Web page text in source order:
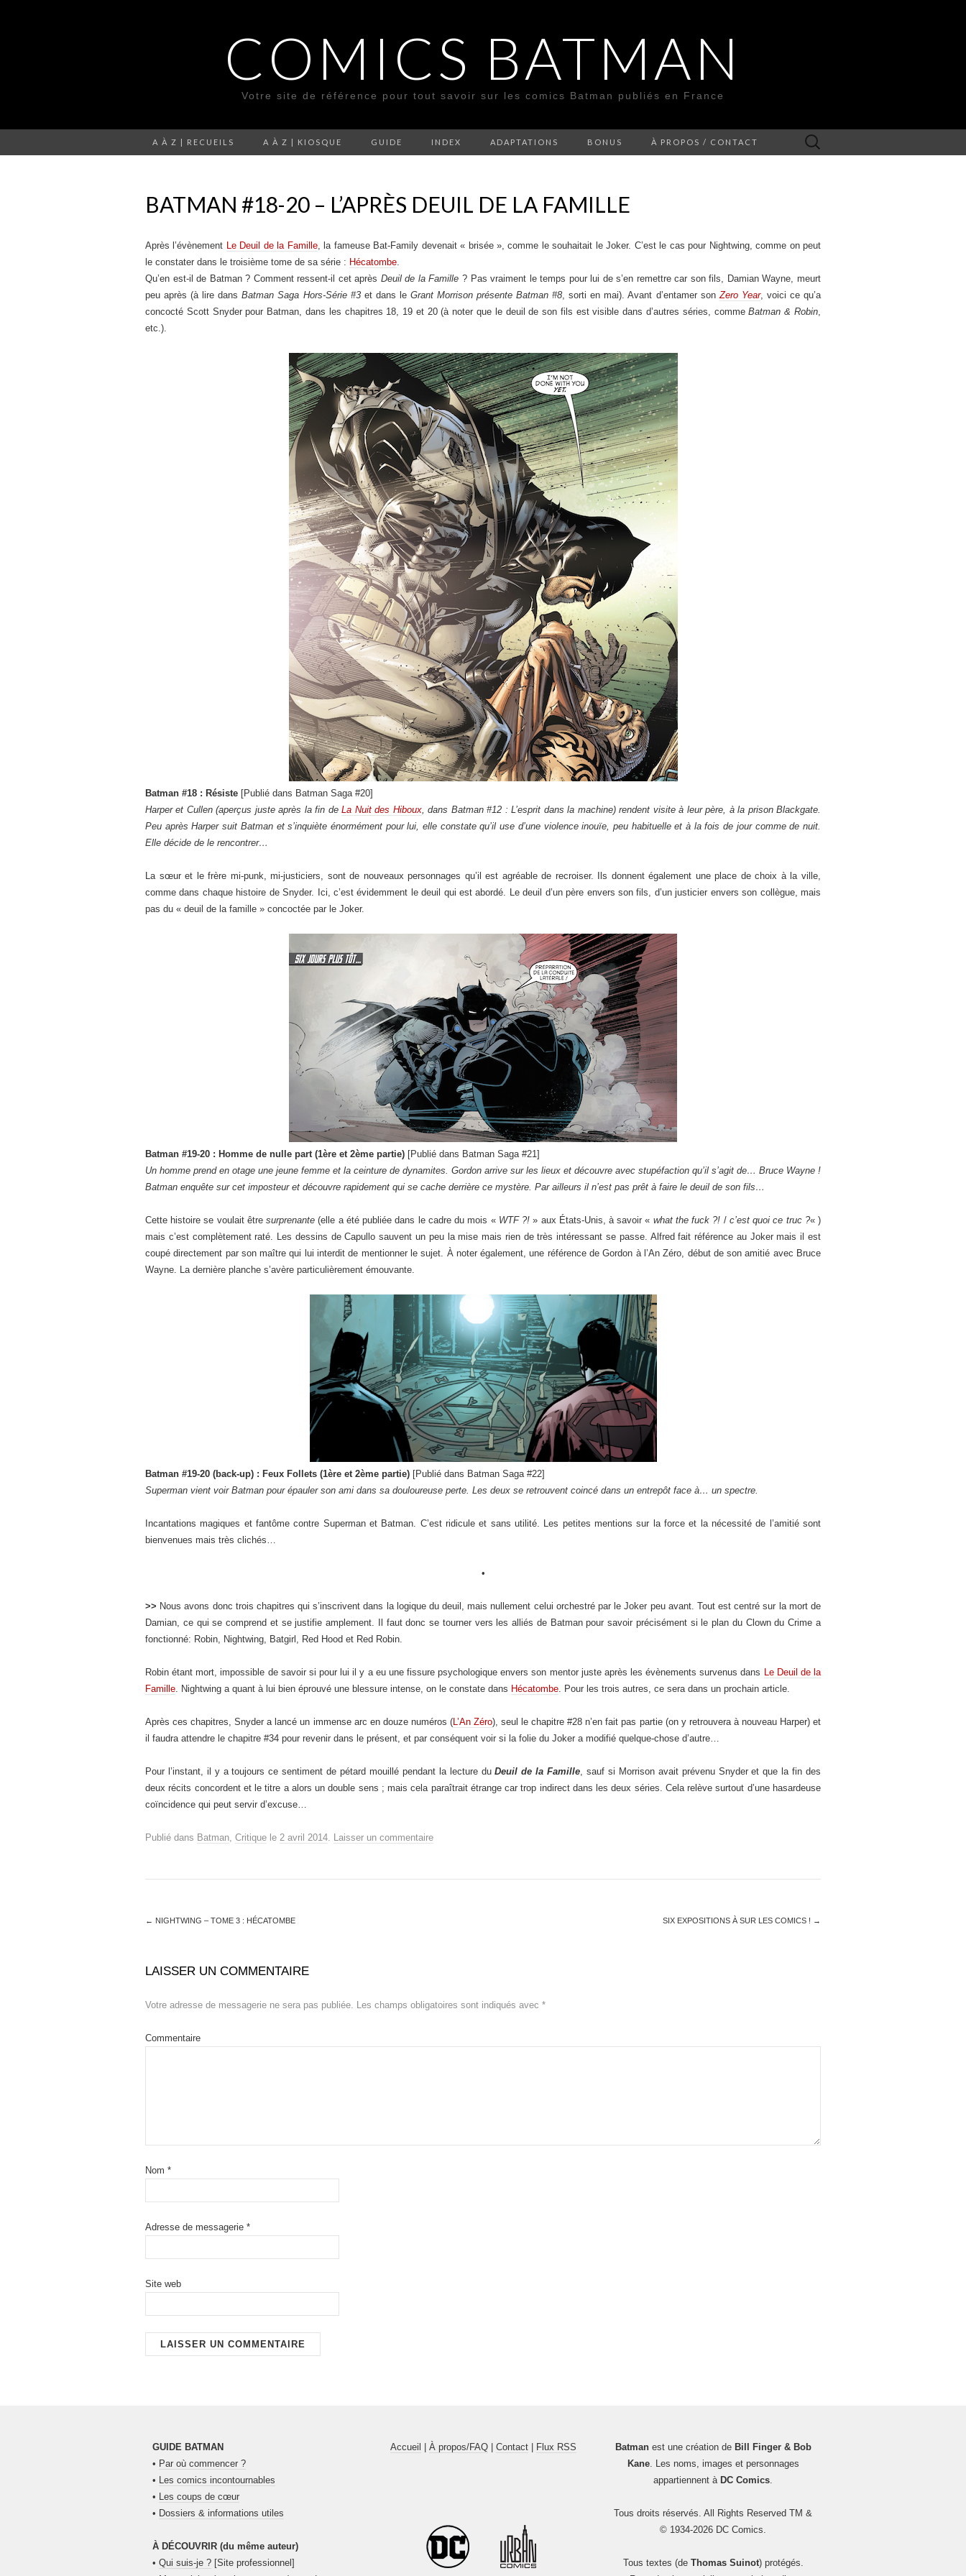
COMICS BATMAN
Votre site de référence pour tout savoir sur les comics Batman publiés en France
A À Z | RECUEILS A À Z | KIOSQUE GUIDE INDEX ADAPTATIONS BONUS À PROPOS / CONTACT Rechercher :
BATMAN #18-20 – L’APRÈS DEUIL DE LA FAMILLE
Après l’évènement Le Deuil de la Famille, la fameuse Bat-Family devenait « brisée », comme le souhaitait le Joker. C’est le cas pour Nightwing, comme on peut
le constater dans le troisième tome de sa série : Hécatombe.
Qu’en est-il de Batman ? Comment ressent-il cet après Deuil de la Famille ? Pas vraiment le temps pour lui de s’en remettre car son fils, Damian Wayne, meurt
peu après (à lire dansBatman Saga Hors-Série #3et dans le Grant Morrison présente Batman #8, sorti en mai). Avant d’entamer sonZero Year, voici ce qu’a
concocté Scott Snyder pour Batman, dans les chapitres 18, 19 et 20 (à noter que le deuil de son fils est visible dans d’autres séries, commeBatman & Robin,
etc.).
Batman #18 : Résiste [Publié dans Batman Saga #20]
Harper et Cullen (aperçus juste après la fin deLa Nuit des Hiboux, dans Batman #12 : L’esprit dans la machine) rendent visite à leur père, à la prison Blackgate.
Peu après Harper suit Batman et s’inquiète énormément pour lui, elle constate qu’il use d’une violence inouïe, peu habituelle et à la fois de jour comme de nuit.
Elle décide de le rencontrer…
La sœur et le frère mi-punk, mi-justiciers, sont de nouveaux personnages qu’il est agréable de recroiser. Ils donnent également une place de choix à la ville,
comme dans chaque histoire de Snyder. Ici, c’est évidemment le deuil qui est abordé. Le deuil d’un père envers son fils, d’un justicier envers son collègue, mais
pas du « deuil de la famille » concoctée par le Joker.
Batman #19-20 : Homme de nulle part (1ère et 2ème partie) [Publié dans Batman Saga #21]
Un homme prend en otage une jeune femme et la ceinture de dynamites. Gordon arrive sur les lieux et découvre avec stupéfaction qu’il s’agit de… Bruce Wayne !
Batman enquête sur cet imposteur et découvre rapidement qui se cache derrière ce mystère. Par ailleurs il n’est pas prêt à faire le deuil de son fils…
Cette histoire se voulait êtresurprenante (elle a été publiée dans le cadre du mois « WTF ?! » aux États-Unis, à savoir « what the fuck ?! / c’est quoi ce truc ?« )
mais c’est complètement raté. Les dessins de Capullo sauvent un peu la mise mais rien de très intéressant se passe. Alfred fait référence au Joker mais il est
coupé directement par son maître qui lui interdit de mentionner le sujet. À noter également, une référence de Gordon à l’An Zéro, début de son amitié avec Bruce
Wayne. La dernière planche s’avère particulièrement émouvante.
Batman #19-20 (back-up) : Feux Follets (1ère et 2ème partie) [Publié dans Batman Saga #22]
Superman vient voir Batman pour épauler son ami dans sa douloureuse perte. Les deux se retrouvent coincé dans un entrepôt face à… un spectre.
Incantations magiques et fantôme contre Superman et Batman. C’est ridicule et sans utilité. Les petites mentions sur la force et la nécessité de l’amitié sont
bienvenues mais très clichés…
•
>> Nous avons donc trois chapitres qui s’inscrivent dans la logique du deuil, mais nullement celui orchestré par le Joker peu avant. Tout est centré sur la mort de
Damian, ce qui se comprend et se justifie amplement. Il faut donc se tourner vers les alliés de Batman pour savoir précisément si le plan du Clown du Crime a
fonctionné: Robin, Nightwing, Batgirl, Red Hood et Red Robin.
Robin étant mort, impossible de savoir si pour lui il y a eu une fissure psychologique envers son mentor juste après les évènements survenus dans Le Deuil de la
Famille. Nightwing a quant à lui bien éprouvé une blessure intense, on le constate dans Hécatombe. Pour les trois autres, ce sera dans un prochain article.
Après ces chapitres, Snyder a lancé un immense arc en douze numéros (L’An Zéro), seul le chapitre #28 n’en fait pas partie (on y retrouvera à nouveau Harper) et
il faudra attendre le chapitre #34 pour revenir dans le présent, et par conséquent voir si la folie du Joker a modifié quelque-chose d’autre…
Pour l’instant, il y a toujours ce sentiment de pétard mouillé pendant la lecture duDeuil de la Famille, sauf si Morrison avait prévenu Snyder et que la fin des
deux récits concordent et le titre a alors un double sens ; mais cela paraîtrait étrange car trop indirect dans les deux séries. Cela relève surtout d’une hasardeuse
coïncidence qui peut servir d’excuse…
Publié dans Batman, Critique le 2 avril 2014. Laisser un commentaire
← NIGHTWING – TOME 3 : HÉCATOMBE SIX EXPOSITIONS À SUR LES COMICS ! →
LAISSER UN COMMENTAIRE
Votre adresse de messagerie ne sera pas publiée. Les champs obligatoires sont indiqués avec *
Commentaire
Nom *
Adresse de messagerie *
Site web
GUIDE BATMAN
• Par où commencer ?
• Les comics incontournables
• Les coups de cœur
• Dossiers & informations utiles
À DÉCOUVRIR (du même auteur)
• Qui suis-je ? [Site professionnel]
Accueil À propos/FAQ| Contact| Flux RSS Batmanest une création de Bill Finger & Bob
Kane. Les noms, images et personnages
appartiennent à DC Comics.
Tous droits réservés. All Rights Reserved TM &
© 1934-2026 DC Comics.
Tous textes (de Thomas Suinot) protégés.